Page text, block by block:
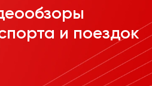
и поездок